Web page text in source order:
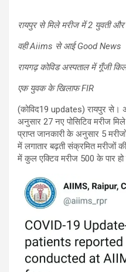
रायपुर से मिले मरीज में 2 युवती
वही Aiims से आई Good News
रायगढ़ कोविड अस्पताल में गूँजी
एक युवक के खिलाफ FIR
(कोविद19 updates) रायपुर से।
अनुसार 27 नए पोसिटिव मरीज
प्राप्त जानकारी के अनुसार 5
में लगातार बढ़ती संक्रमित मरीजों
में कुल एक्टिव मरीज 500 के पार हो